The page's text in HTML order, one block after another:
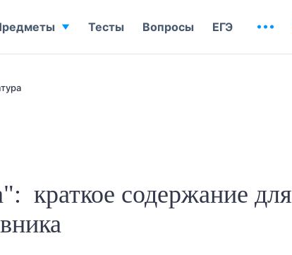
краткое содержание для
Тесты Вопросы ЕГЭ